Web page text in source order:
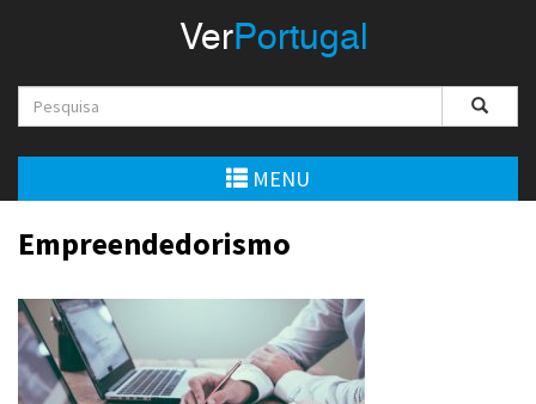
Empreendedorismo
Construção e Imobiliário
Cultura e Educação
VerPortugal
MENU
Empreendedorismo